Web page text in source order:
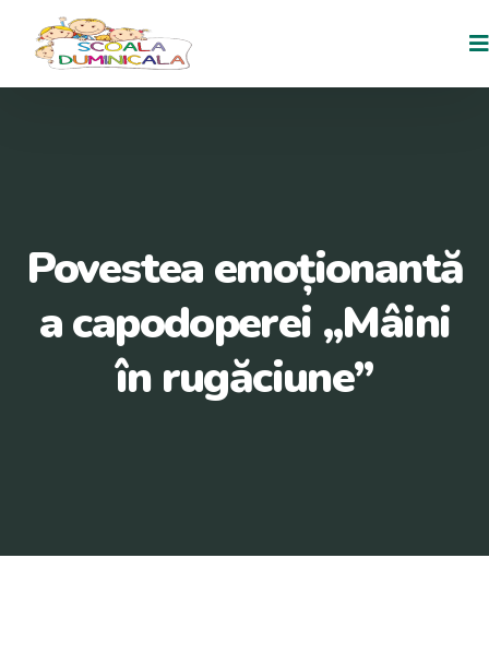
Povestea emoționantă
a capodoperei „Mâini
în rugăciune”